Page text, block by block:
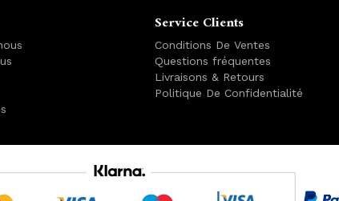
Service Clients
Conditions De Ventes
Questions fréquentes
Livraisons & Retours
Politique De Confidentialité